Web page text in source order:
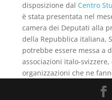
disposizione dal Centro
è stata presentata nel
camera dei Deputati alla
della Repubblica italiana,
potrebbe essere messa a
associazioni italo-svizzere,
organizzazioni che ne